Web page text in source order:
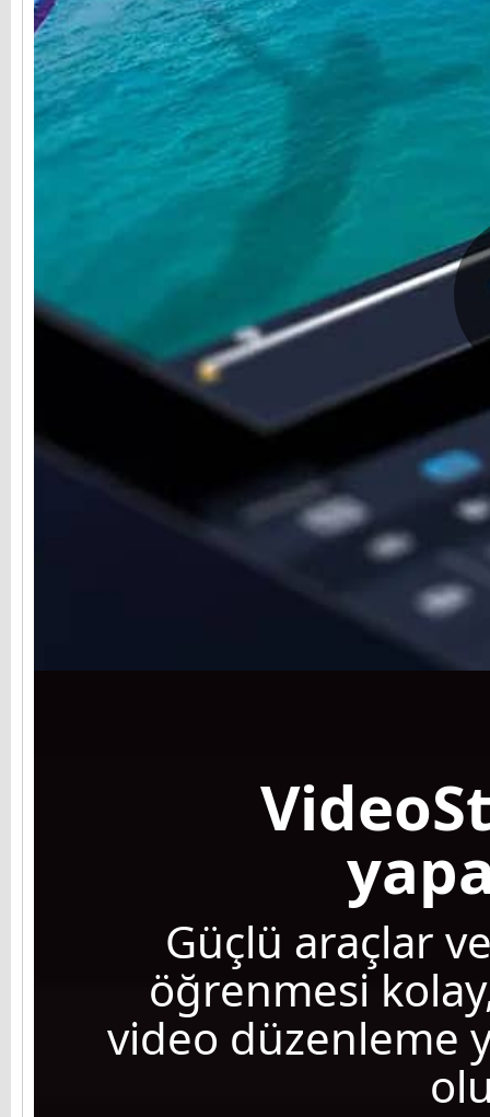
Güçlü araçlar
öğrenmesi
video düzenleme